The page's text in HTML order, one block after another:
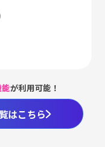
が利用可能！
はこちら